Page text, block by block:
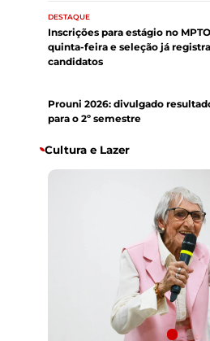
DESTAQUE
Inscrições para estágio no
quinta-feira e seleção já
candidatos
Prouni 2026: divulgado
para o 2º semestre
Cultura e Lazer